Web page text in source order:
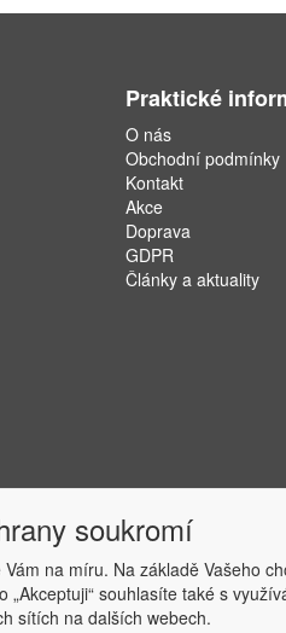
Praktické
O nás
Obchodní podmínky
Kontakt
Akce
Doprava
GDPR
Články a aktuality
Copyright © ABRA
soukromí
na míru. Na základě Vašeho
„Akceptuji“ souhlasíte také s
sítích na dalších webech.